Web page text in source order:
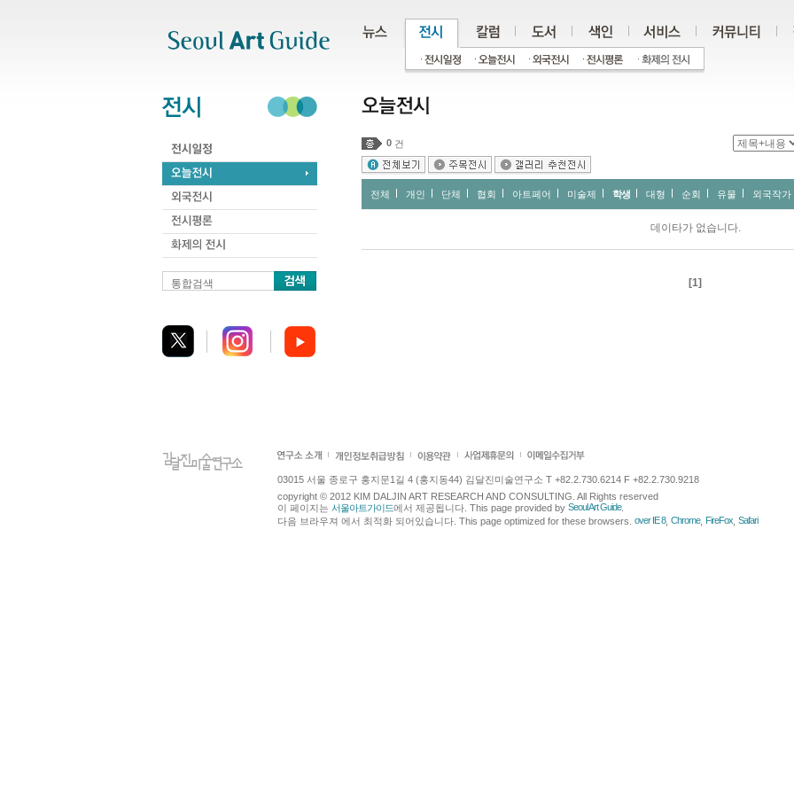
통합검색
0 건
전체 개인 단체 협회 아트페어 미술제 학생 대형 순회 유물 외국작가
데이타가 없습니다.
[1]
03015 서울 종로구 홍지문1길 4 (홍지동44) 김달진미술연구소 T +82.2.730.6214 F +82.2.730.9218
copyright © 2012 KIM DALJIN ART RESEARCH AND CONSULTING. All Rights reserved
이 페이지는 서울아트가이드에서 제공됩니다. This page provided by Seoul Art Guide.
다음 브라우져 에서 최적화 되어있습니다. This page optimized for these browsers. over IE 8, Chrome, FireFox Safari